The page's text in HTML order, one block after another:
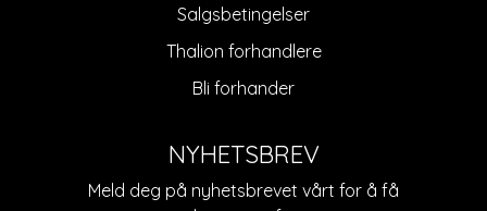
Salgsbetingelser
Thalion forhandlere
Bli forhander
NYHETSBREV
Meld deg på nyhetsbrevet vårt for å få